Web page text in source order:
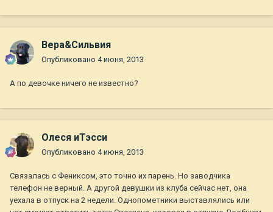
Вера&Сильвия
Опубликовано 4 июня, 2013
А по девочке ничего не известно?
Олеся иТэсси
Опубликовано 4 июня, 2013
Связалась с Фениксом, это точно их парень. Но заводчика
телефон не верный. А другой девушки из клуба сейчас нет, она
уехала в отпуск на 2 недели. Однопометники выставлялись или